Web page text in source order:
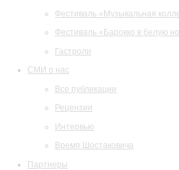
Фестиваль «Музыкальная
Фестиваль «Барокко в белую
Гастроли
СМИ о нас
Все публикации
Рецензии
Интервью
Время Шостаковича
Партнеры